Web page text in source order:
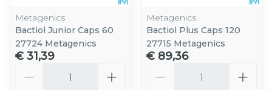
Metagenics
Bactiol Junior Caps 60
27724 Metagenics
€ 31,39
Metagenics
Bactiol Plus Caps 120
27715 Metagenics
€ 89,36